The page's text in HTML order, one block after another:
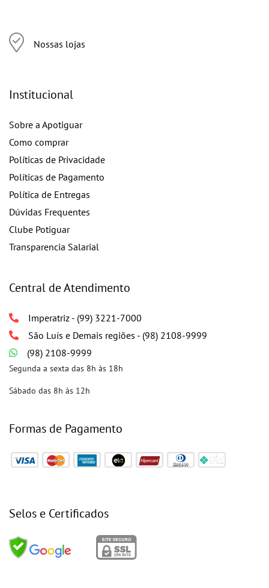
Nossas lojas
Institucional
Sobre a Apotiguar
Como comprar
Políticas de Privacidade
Políticas de Pagamento
Política de Entregas
Dúvidas Frequentes
Clube Potiguar
Transparencia Salarial
Central de Atendimento
Imperatriz - (99) 3221-7000
São Luís e Demais regiões - (98) 2108-9999
(98) 2108-9999
Segunda a sexta das 8h às 18h
Sábado das 8h às 12h
Formas de Pagamento
Selos e Certificados